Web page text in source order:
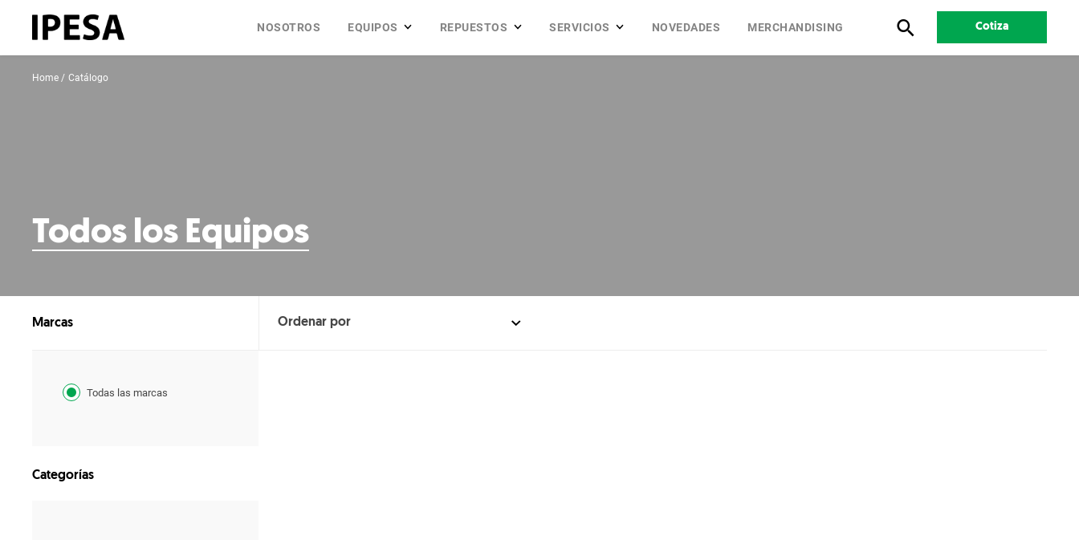
NOSOTROS EQUIPOS REPUESTOS SERVICIOS NOVEDADES MERCHANDISING Cotiza
Home Catálogo
Todos los Equipos
Marcas
Todas las marcas
Categorías